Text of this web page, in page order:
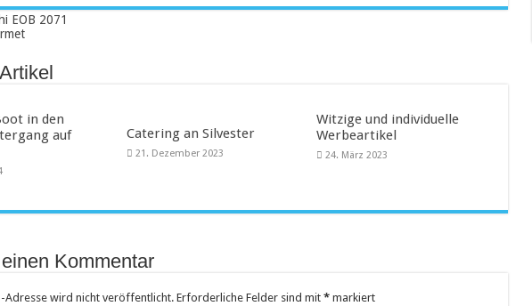
Masken bedrucken lassen
Tattoo-Entfernung wird immer beliebter
EOB 2071
in den
auf
Catering an Silvester
21. Dezember 2023
Witzige und individuelle
Werbeartikel
24. März 2023
Kommentar
Adresse wird nicht veröffentlicht. Erforderliche Felder sind mit *markiert